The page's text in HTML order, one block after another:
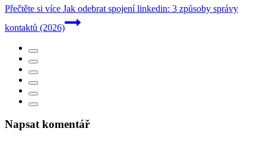
Přečtěte si více Jak odebrat spojení linkedin: 3 způsoby správy
kontaktů (2026)
Napsat komentář